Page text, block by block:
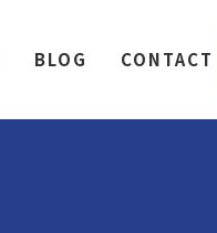
BLOG CONTACT